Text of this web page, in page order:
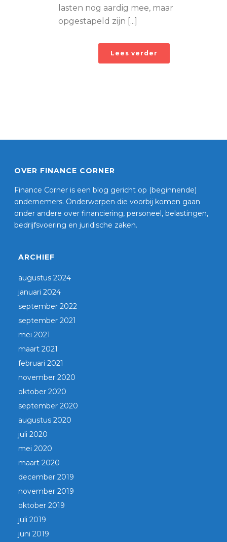
lasten nog aardig mee, maar
opgestapeld zijn [...]
Lees verder
OVER FINANCE CORNER
Finance Corner is een blog gericht op (beginnende)
ondernemers. Onderwerpen die voorbij komen gaan
onder andere over financiering, personeel, belastingen,
bedrijfsvoering en juridische zaken.
ARCHIEF
augustus 2024
januari 2024
september 2022
september 2021
mei 2021
maart 2021
februari 2021
november 2020
oktober 2020
september 2020
augustus 2020
juli 2020
mei 2020
maart 2020
december 2019
november 2019
oktober 2019
juli 2019
juni 2019